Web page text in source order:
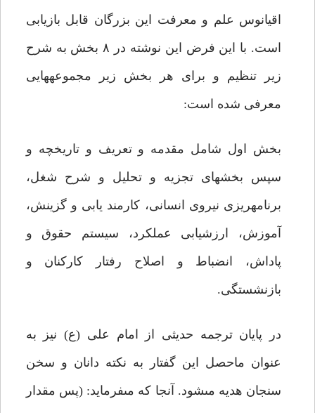
اقیانوس علم و معرفت این بزرگان قابل بازیابى
است. با این فرض این نوشته در ۸ بخش به شرح
زیر تنظیم و براى هر بخش زیر مجموعه‏هایى
معرفى شده است:
بخش اول شامل مقدمه و تعریف و تاریخچه و
سپس بخش‏هاى تجزیه و تحلیل و شرح شغل،
برنامه‏ریزى نیروى انسانى، کارمند یابى و گزینش،
آموزش، ارزشیابى عملکرد، سیستم حقوق و
پاداش، انضباط و اصلاح رفتار کارکنان و
بازنشستگى.
در پایان ترجمه حدیثى از امام على (ع) نیز به
عنوان ماحصل این گفتار به نکته دانان و سخن
سنجان هدیه مى‏شود. آنجا که مى‏فرماید: (پس مقدار